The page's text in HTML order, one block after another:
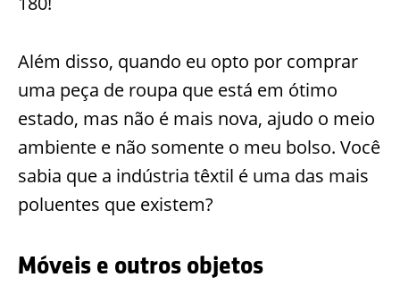
Além disso, quando eu opto por comprar
uma peça de roupa que está em ótimo
estado, mas não é mais nova, ajudo o meio
ambiente e não somente o meu bolso. Você
sabia que a indústria têxtil é uma das mais
poluentes que existem?
Móveis e outros objetos